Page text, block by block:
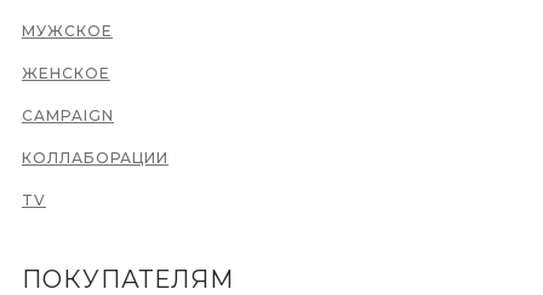
МУЖСКОЕ
ЖЕНСКОЕ
CAMPAIGN
КОЛЛАБОРАЦИИ
ПОКУПАТЕЛЯМ
TV